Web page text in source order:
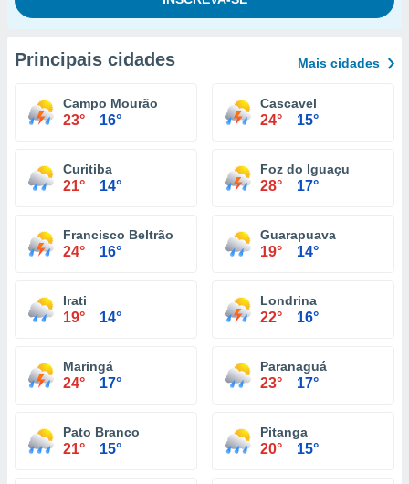
Principais cidades Mais cidades
Campo Mourão
23° 16°
Cascavel
24° 15°
Curitiba
21° 14°
Foz do Iguaçu
28° 17°
Francisco Beltrão
24° 16°
Guarapuava
19° 14°
Irati
19° 14°
Londrina
22° 16°
Maringá
24° 17°
Paranaguá
23° 17°
Pato Branco
21° 15°
Pitanga
20° 15°